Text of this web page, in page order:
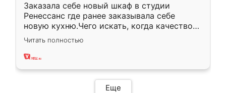
Заказала себе новый шкаф в студии
Ренессанс где ранее заказывала себе
новую кухню.Чего искать, когда качеством
вполне довольна. Служит кухня уже почти
два года, нареканий нет.
Читать полностью
Еще